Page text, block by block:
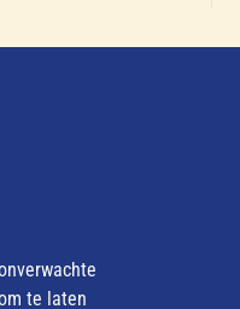
te laten